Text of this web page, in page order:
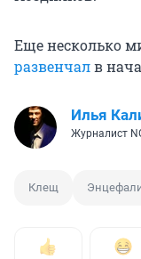
Еще несколько
развенчалв
Илья
Журналист
Клещ